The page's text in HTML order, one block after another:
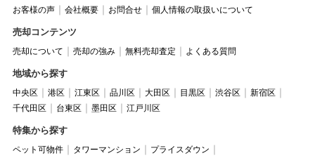
お客様の声
会社概要 お問合せ 個人情報の取扱いについて
売却コンテンツ
売却について 売却の強み 無料売却査定 よくある質問
地域から探す
中央区 港区 江東区 品川区 大田区 目黒区 渋谷区
新宿区
千代田区
台東区 墨田区 江戸川区
特集から探す
ペット可物件 タワーマンション
プライスダウン